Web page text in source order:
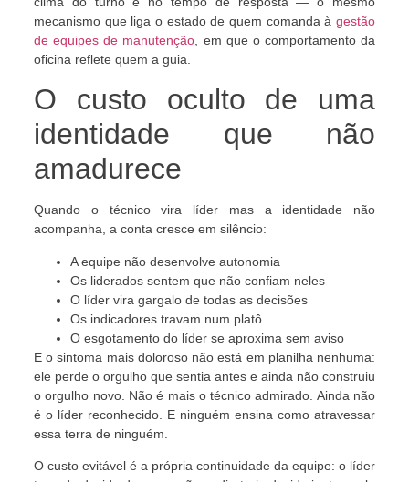
mecanismo que liga o estado de quem comanda à gestão
de equipes de manutenção , em que o comportamento da
oficina reflete quem a guia.
O custo oculto de uma
identidade que não
amadurece
Quando o técnico vira líder mas a identidade não
acompanha, a conta cresce em silêncio:
A equipe não desenvolve autonomia
Os liderados sentem que não confiam neles
O líder vira gargalo de todas as decisões
Os indicadores travam num platô
O esgotamento do líder se aproxima sem aviso
E o sintoma mais doloroso não está em planilha nenhuma:
ele perde o orgulho que sentia antes e ainda não construiu
o orgulho novo. Não é mais o técnico admirado. Ainda não
é o líder reconhecido. E ninguém ensina como atravessar
essa terra de ninguém.
O custo evitável é a própria continuidade da equipe: o líder